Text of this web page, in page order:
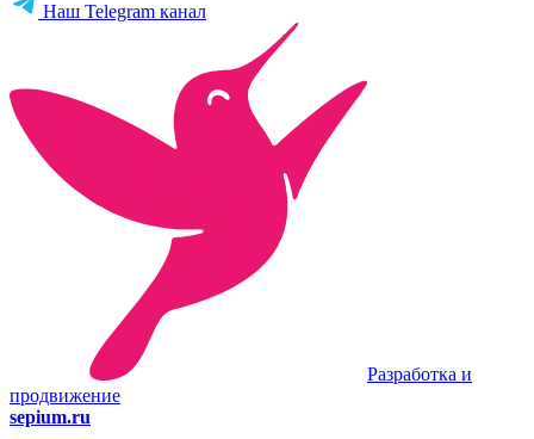
Наш Telegram канал
Разработка и
продвижение
sepium.ru